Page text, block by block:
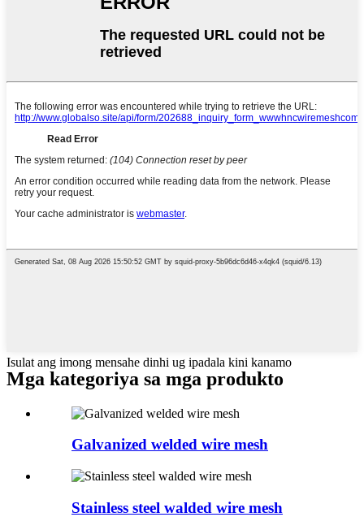
Isulat ang imong mensahe dinhi ug ipadala kini kanamo
Mga kategoriya sa mga produkto
Galvanized welded wire mesh
Stainless steel walded wire mesh